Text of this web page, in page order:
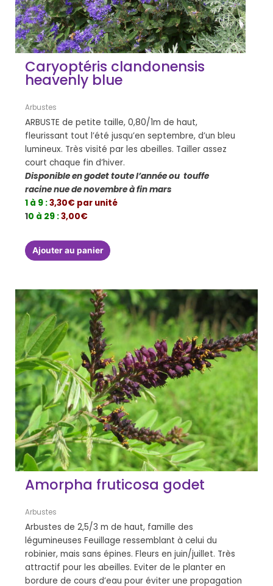
Caryoptéris clandonensis
heavenly blue
Arbustes
ARBUSTE de petite taille, 0,80/1m de haut,
fleurissant tout l’été jusqu’en septembre, d’un bleu
lumineux. Très visité par les abeilles. Tailler assez
court chaque fin d’hiver.
Disponible en godet toute l’année ou touffe
racine nue de novembre à fin mars
1 à 9 :3,30€ par unité
10 à 29 :3,00€
Ajouter au panier
Amorpha fruticosa godet
Arbustes
Arbustes de 2,5/3 m de haut, famille des
légumineuses Feuillage ressemblant à celui du
robinier, mais sans épines. Fleurs en juin/juillet. Très
attractif pour les abeilles. Eviter de le planter en
bordure de cours d’eau pour éviter une propagation